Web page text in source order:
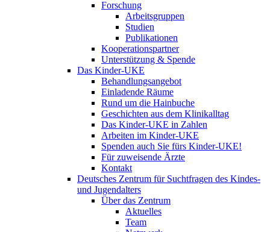
Forschung
Arbeitsgruppen
Studien
Publikationen
Kooperationspartner
Unterstützung & Spende
Das Kinder-UKE
Behandlungsangebot
Einladende Räume
Rund um die Hainbuche
Geschichten aus dem Klinikalltag
Das Kinder-UKE in Zahlen
Arbeiten im Kinder-UKE
Spenden auch Sie fürs Kinder-UKE!
Für zuweisende Ärzte
Kontakt
Deutsches Zentrum für Suchtfragen des Kindes-
und Jugendalters
Über das Zentrum
Aktuelles
Team